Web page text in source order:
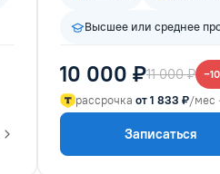
Высшее или среднее
10 000 ₽11 000 ₽
рассрочка от 1 833 ₽/мес
Записаться